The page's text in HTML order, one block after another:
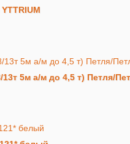
5м а/м до 4,5 т) Петля/